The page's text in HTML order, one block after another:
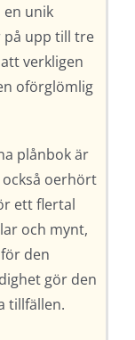
en unik
på upp till tre
verkligen
oförglömlig
plånbok är
oerhört
ett flertal
och mynt,
den
gör den
tillfällen.